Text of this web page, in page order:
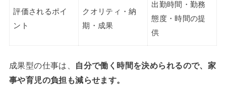
評価されるポイ
ント
クオリティ・納
期・成果
出勤時間・勤務
態度・時間の提
供
成果型の仕事は、 自分で働く時間を決められるので、家
事や育児の負担も減らせます。